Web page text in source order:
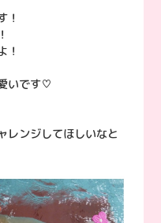
！
！
いです♡
レンジしてほしいなと